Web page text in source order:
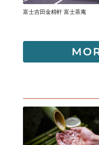
富士吉田金精軒 富士茶庵